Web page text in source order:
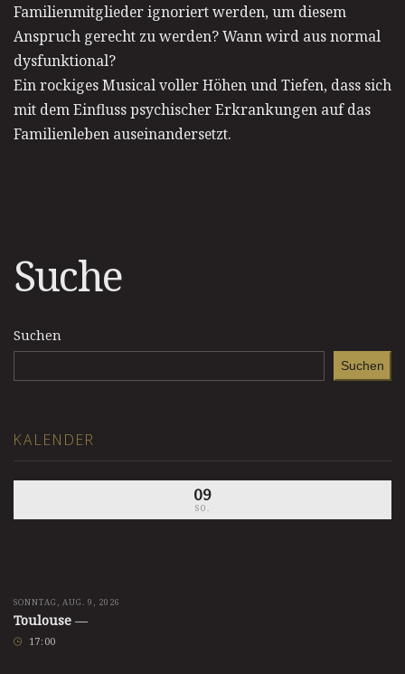
Familienmitglieder ignoriert werden, um diesem
Anspruch gerecht zu werden? Wann wird aus normal
dysfunktional?
Ein rockiges Musical voller Höhen und Tiefen, dass sich
mit dem Einfluss psychischer Erkrankungen auf das
Familienleben auseinandersetzt.
Suche
Suchen
Suchen
KALENDER
09
SO.
SONNTAG, AUG. 9, 2026
Toulouse —
17: 00